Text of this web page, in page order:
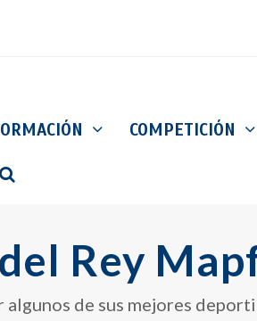
COMPETICIÓN
Rey
de sus mejores